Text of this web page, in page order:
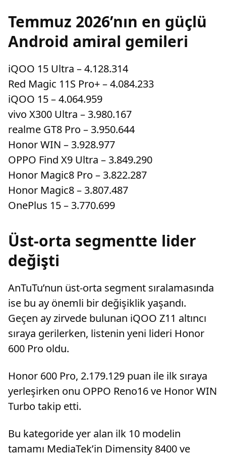
Temmuz 2026’nın en güçlü
Android amiral gemileri
iQOO 15 Ultra – 4.128.314
Red Magic 11S Pro+ – 4.084.233
iQOO 15 – 4.064.959
vivo X300 Ultra – 3.980.167
realme GT8 Pro – 3.950.644
Honor WIN – 3.928.977
OPPO Find X9 Ultra – 3.849.290
Honor Magic8 Pro – 3.822.287
Honor Magic8 – 3.807.487
OnePlus 15 – 3.770.699
Üst-orta segmentte lider
değişti
AnTuTu’nun üst-orta segment sıralamasında
ise bu ay önemli bir değişiklik yaşandı.
Geçen ay zirvede bulunan iQOO Z11 altıncı
sıraya gerilerken, listenin yeni lideri Honor
600 Pro oldu.
Honor 600 Pro, 2.179.129 puan ile ilk sıraya
yerleşirken onu OPPO Reno16 ve Honor WIN
Turbo takip etti.
Bu kategoride yer alan ilk 10 modelin
tamamı MediaTek’in Dimensity 8400 ve